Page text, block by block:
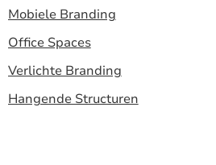
een flexibel
standbouwsysteem
Mobiele Branding
Office Spaces
Verlichte Branding
Hangende Structuren